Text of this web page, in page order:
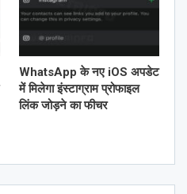
WhatsApp के नए iOS अपडेट
में मिलेगा इंस्टाग्राम प्रोफाइल
लिंक जोड़ने का फीचर